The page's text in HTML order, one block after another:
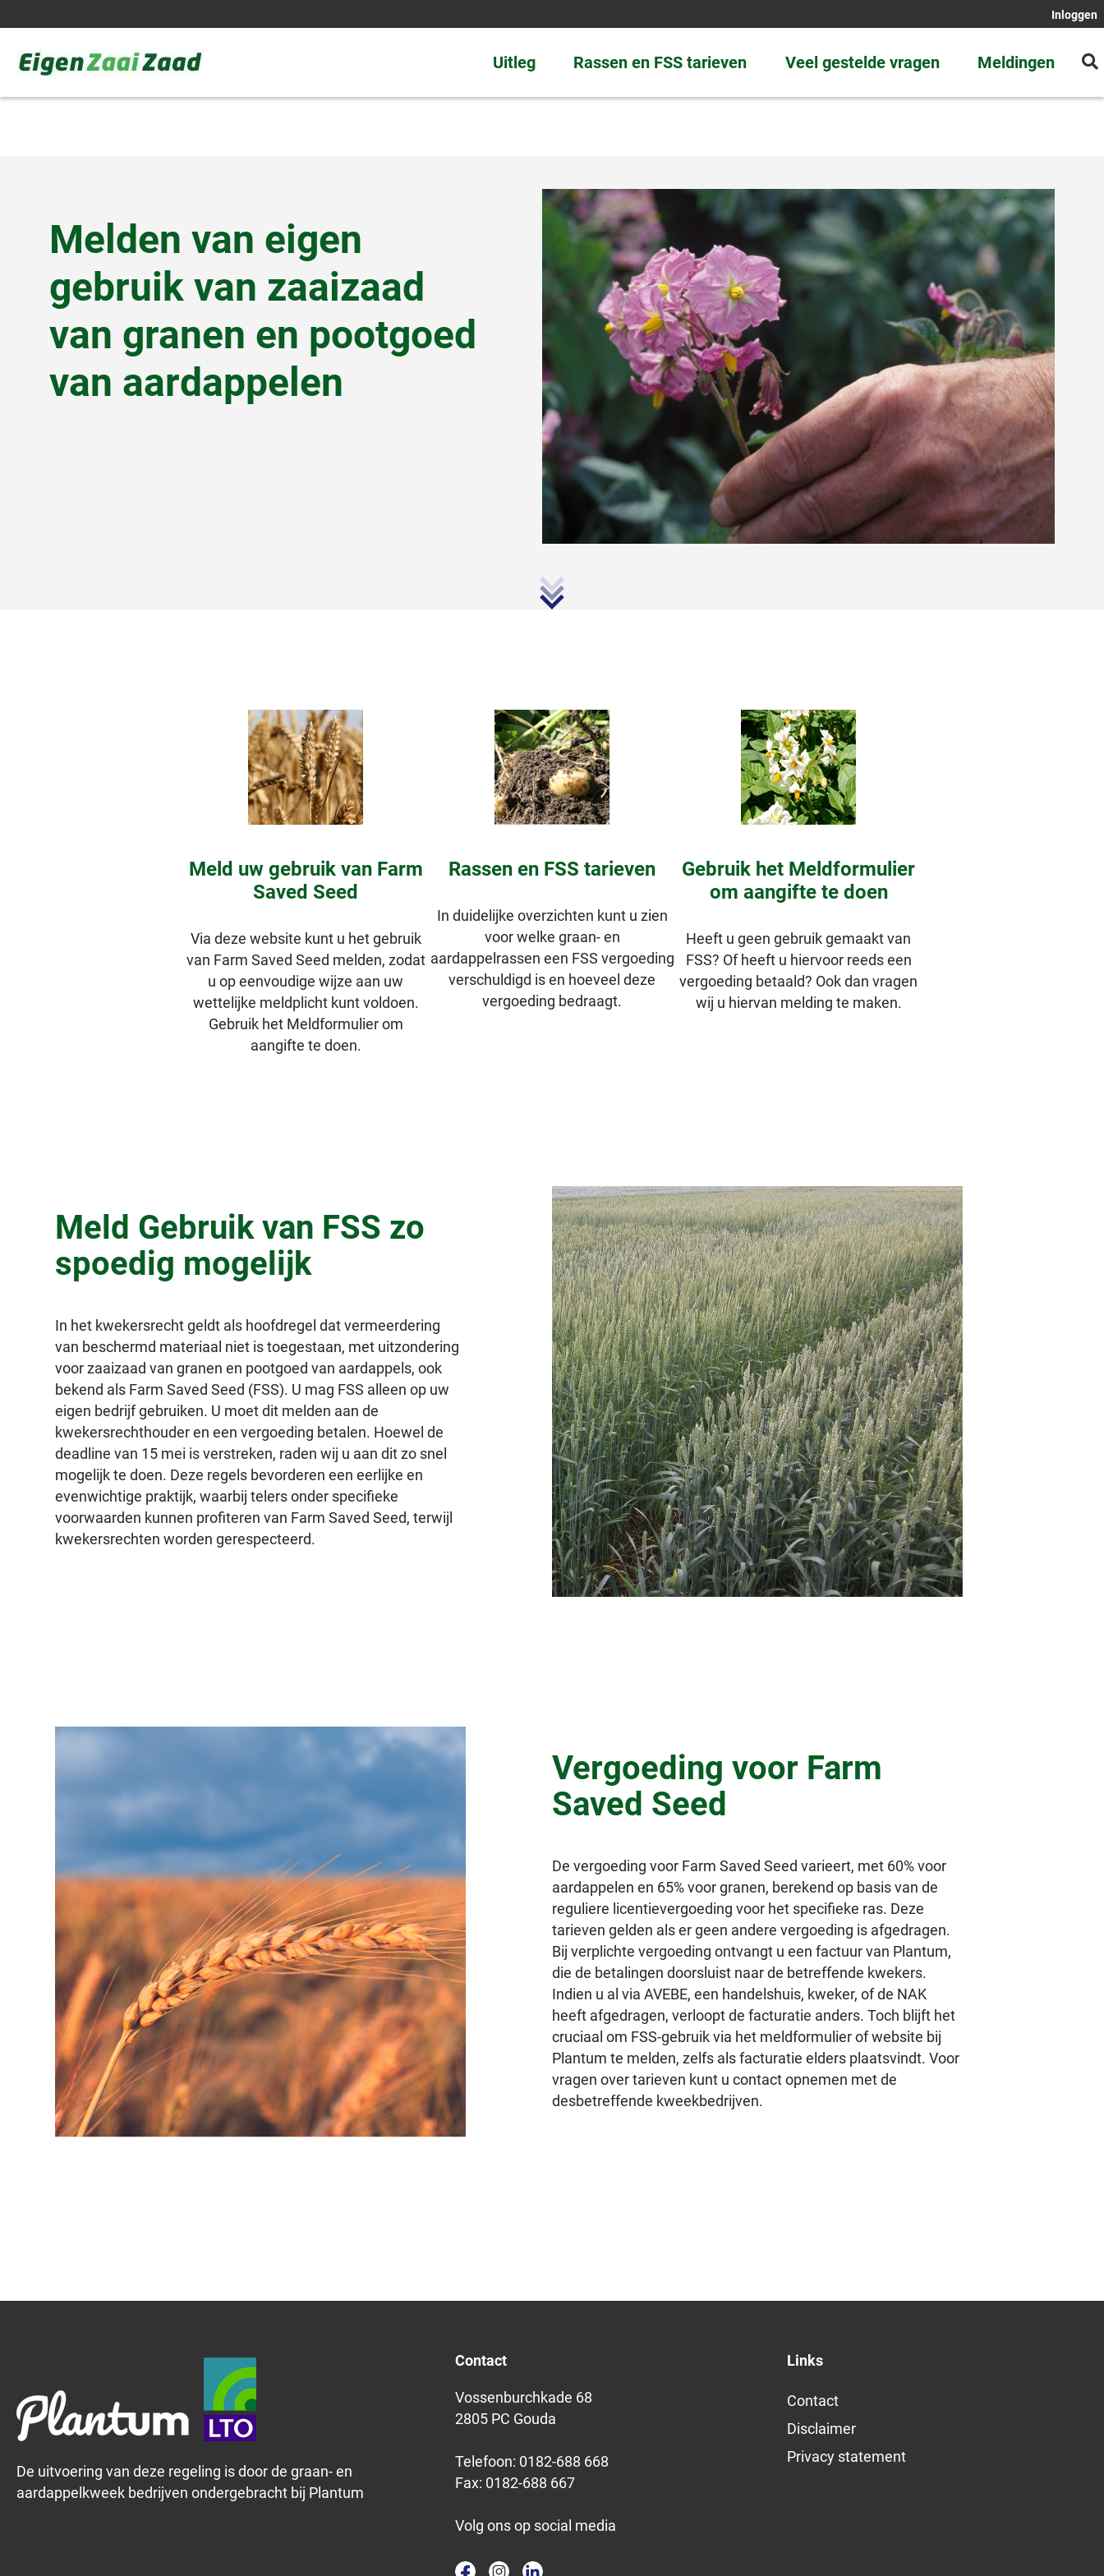
naar
inhoud
Inloggen
Eigen
Zaad
Uitleg Rassen en FSS tarieven Veel gestelde vragen Meldingen
Melden van eigen
gebruik van zaaizaad
van granen en pootgoed
van aardappelen
Meld uw gebruik van Farm
Saved Seed
Via deze website kunt u het gebruik
van Farm Saved Seed melden, zodat
u op eenvoudige wijze aan uw
wettelijke meldplicht kunt voldoen.
Gebruik het Meldformulier om
aangifte te doen.
Rassen en FSS tarieven
In duidelijke overzichten kunt u zien
voor welke graan- en
aardappelrassen een FSS vergoeding
verschuldigd is en hoeveel deze
vergoeding bedraagt.
Gebruik het Meldformulier
om aangifte te doen
Heeft u geen gebruik gemaakt van
FSS? Of heeft u hiervoor reeds een
vergoeding betaald? Ook dan vragen
wij u hiervan melding te maken.
Meld Gebruik van FSS zo
spoedig mogelijk
In het kwekersrecht geldt als hoofdregel dat vermeerdering
van beschermd materiaal niet is toegestaan, met uitzondering
voor zaaizaad van granen en pootgoed van aardappels, ook
bekend als Farm Saved Seed (FSS). U mag FSS alleen op uw
eigen bedrijf gebruiken. U moet dit melden aan de
kwekersrechthouder en een vergoeding betalen. Hoewel de
deadline van 15 mei is verstreken, raden wij u aan dit zo snel
mogelijk te doen. Deze regels bevorderen een eerlijke en
evenwichtige praktijk, waarbij telers onder specifieke
voorwaarden kunnen profiteren van Farm Saved Seed, terwijl
kwekersrechten worden gerespecteerd.
Vergoeding voor Farm
Saved Seed
De vergoeding voor Farm Saved Seed varieert, met 60% voor
aardappelen en 65% voor granen, berekend op basis van de
reguliere licentievergoeding voor het specifieke ras. Deze
tarieven gelden als er geen andere vergoeding is afgedragen.
Bij verplichte vergoeding ontvangt u een factuur van Plantum,
die de betalingen doorsluist naar de betreffende kwekers.
Indien u al via AVEBE, een handelshuis, kweker, of de NAK
heeft afgedragen, verloopt de facturatie anders. Toch blijft het
cruciaal om FSS-gebruik via het meldformulier of website bij
Plantum te melden, zelfs als facturatie elders plaatsvindt. Voor
vragen over tarieven kunt u contact opnemen met de
desbetreffende kweekbedrijven.
De uitvoering van deze regeling is door de graan- en
aardappelkweek bedrijven ondergebracht bij Plantum
Contact
Vossenburchkade 68
2805 PC Gouda
Telefoon: 0182-688 668
Fax: 0182-688 667
Volg ons op social media
Links
Contact
Disclaimer
Privacy statement